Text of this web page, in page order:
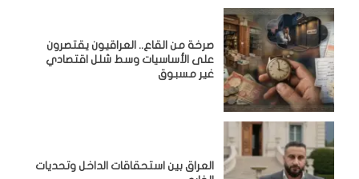
صرخة من القاع.. العراقيون يقتصرون
على الأساسيات وسط شلل اقتصادي
غير مسبوق
‏العراق بين استحقاقات الداخل وتحديات